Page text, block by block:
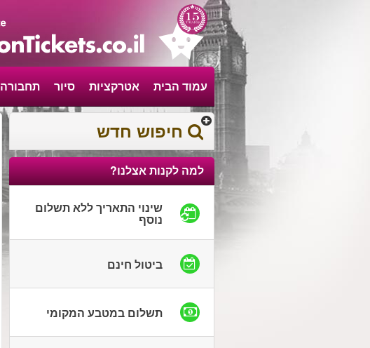
עמוד הבית אטרקציות סיור תחבורה
חיפוש חדש
למה לקנות אצלנו?
שינוי התאריך ללא תשלום
נוסף
ביטול חינם
תשלום במטבע המקומי